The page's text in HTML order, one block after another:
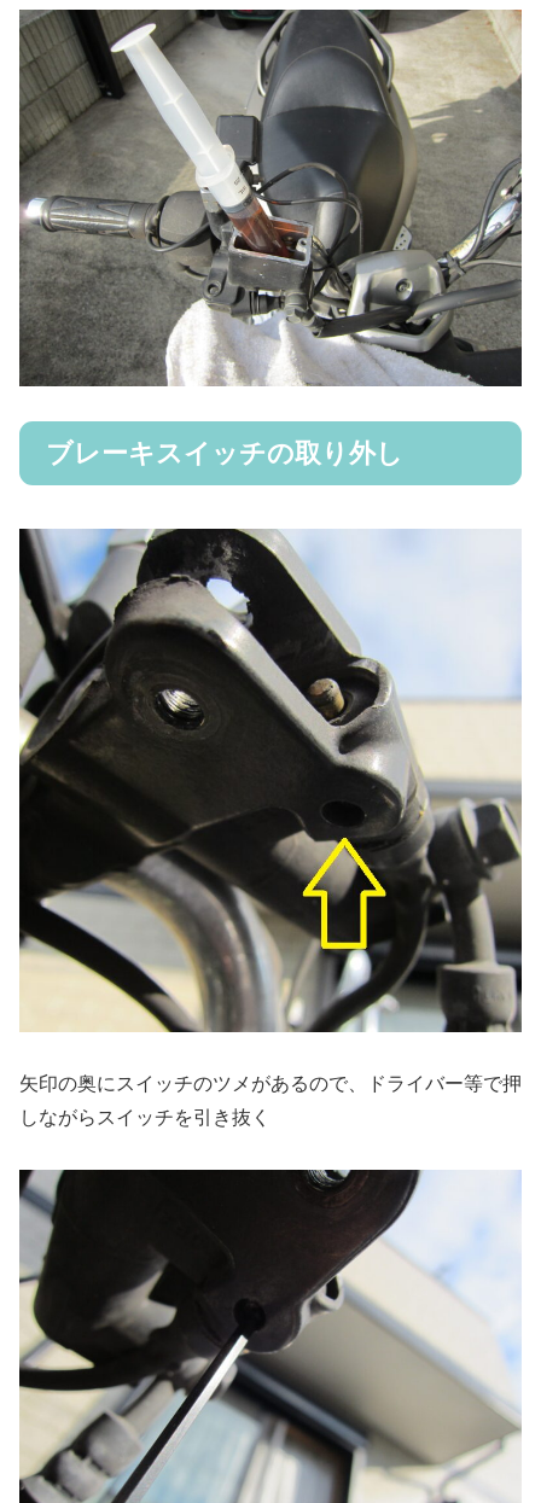
ブレーキスイッチの取り外し
矢印の奥にスイッチのツメがあるので、ドライバー等で押
しながらスイッチを引き抜く